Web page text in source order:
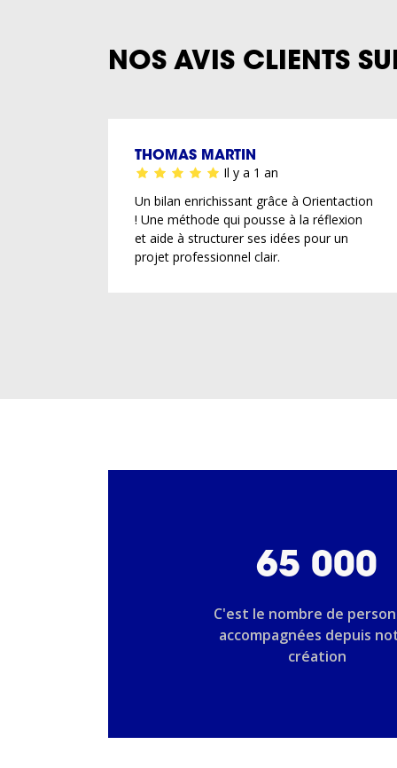
NOS AVIS CLIENTS
THOMAS MARTIN
Il y a 1 an
Un bilan enrichissant grâce à Orientaction
! Une méthode qui pousse à la réflexion
et aide à structurer ses idées pour un
projet professionnel clair.
65 000
C'est le nombre de
accompagnées depuis
création